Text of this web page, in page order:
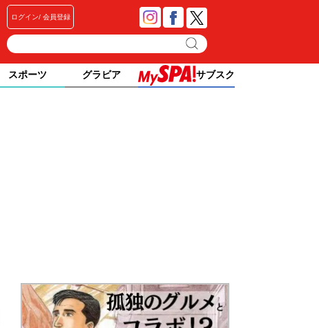
ログイン 会員登録
スポーツ グラビア サブスク